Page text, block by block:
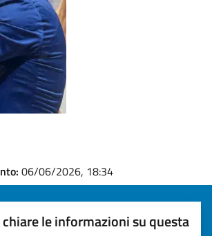
06/06/2026, 18:34
le informazioni su questa